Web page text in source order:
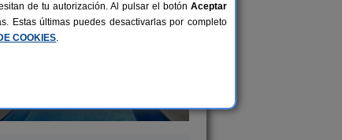
de tu autorización. Al pulsar el botón Aceptar
Estas últimas puedes desactivarlas por completo
COOKIES.